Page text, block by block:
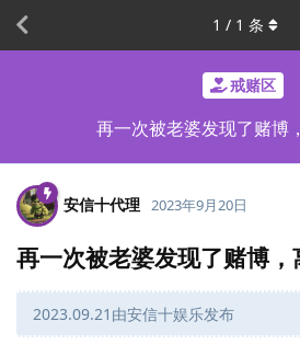
戒赌区
再一次被老婆发现了赌博
1 / 1 条
安信十代理 2023年9月20日
再一次被老婆发现了赌博，
2023.09.21由安信十娱乐发布